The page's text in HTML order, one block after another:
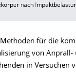
nach
für die
von Anprall-
in Versuchen